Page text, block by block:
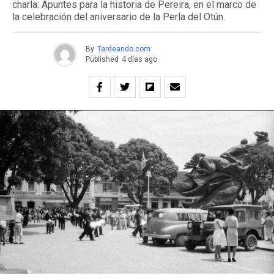
charla: Apuntes para la historia de Pereira, en el marco de
la celebración del aniversario de la Perla del Otún.
By Tardeando.com
Published 4 días ago